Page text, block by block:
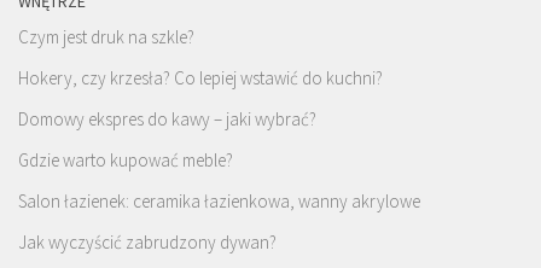
Czym jest druk na szkle?
Hokery, czy krzesła? Co lepiej wstawić do kuchni?
Domowy ekspres do kawy – jaki wybrać?
Gdzie warto kupować meble?
Salon łazienek: ceramika łazienkowa, wanny akrylowe
Jak wyczyścić zabrudzony dywan?